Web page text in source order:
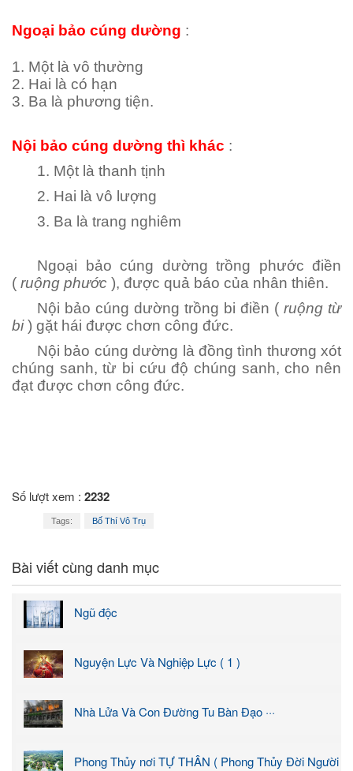
Ngoại bảo cúng dường :
1. Một là vô thường
2. Hai là có hạn
3. Ba là phương tiện.
Nội bảo cúng dường thì khác :
1. Một là thanh tịnh
2. Hai là vô lượng
3. Ba là trang nghiêm
Ngoại bảo cúng dường trồng phước điền
( ruộng phước ), được quả báo của nhân thiên.
Nội bảo cúng dường trồng bi điền ( ruộng từ
bi) gặt hái được chơn công đức.
Nội bảo cúng dường là đồng tình thương xót
chúng sanh, từ bi cứu độ chúng sanh, cho nên
đạt được chơn công đức.
Số lượt xem : 2232
Tags: Bố Thí Vô Trụ
Bài viết cùng danh mục
Ngũ độc
Nguyện Lực Và Nghiệp Lực ( 1 )
Nhà Lửa Và Con Đường Tu Bàn Đạo ···
Phong Thủy nơi TỰ THÂN ( Phong Thủy Đời Người